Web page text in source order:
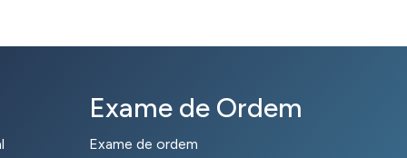
Exame de Ordem
Exame de ordem